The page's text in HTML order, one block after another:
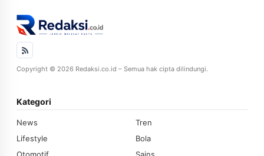
Copyright © 2026 Redaksi.co.id – Semua hak cipta dilindungi.
Kategori
News
Tren
Lifestyle
Bola